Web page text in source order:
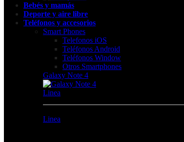
Bebés y mamás
Deporte y aire libre
Teléfonos y accesorios
Smart Phones
Telefonos iOS
Teléfonos Android
Teléfonos Window
Otros Smartphones
Galaxy Note 4
Linea
Linea